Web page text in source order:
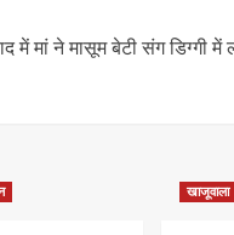
में मां ने मासूम बेटी संग डिग्गी में
खाजूवाला